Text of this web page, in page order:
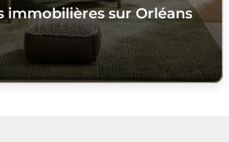
immobilières sur Orléans